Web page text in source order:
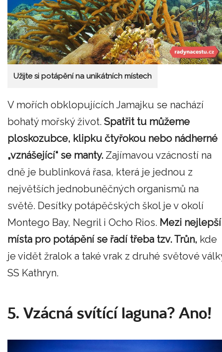
Užijte si potápění na unikátních místech
V mořích obklopujících Jamajku se nachází
bohatý mořský život. Spatřit tu můžeme
ploskozubce, klipku čtyřokou nebo nádherné
„vznášející“ se manty. Zajímavou vzácností na
dně je bublinková řasa, která je jednou z
největších jednobuněčných organismů na
světě. Desítky potápěčských škol je v okolí
Montego Bay, Negril i Ocho Rios. Mezi nejlepší
místa pro potápění se řadí třeba tzv. Trůn, kde
je vidět žralok a také vrak z druhé světové
SS Kathryn.
5. Vzácná svítící laguna? Ano!